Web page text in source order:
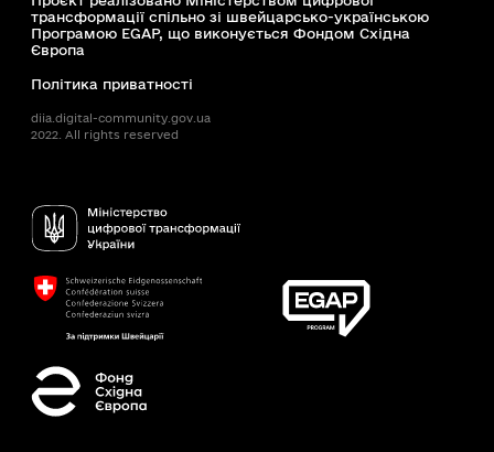
Пошук
трансформації спільно зі швейцарсько-українською
Програмою EGAP, що виконується Фондом Східна
Європа
Політика приватності
diia.digital-community.gov.ua
2022. All rights reserved